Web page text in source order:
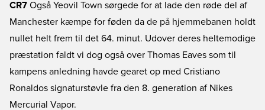
CR7 Også Yeovil Town sørgede for at lade den røde del af
Manchester kæmpe for føden da de på hjemmebanen holdt
nullet helt frem til det 64. minut. Udover deres heltemodige
præstation faldt vi dog også over Thomas Eaves som til
kampens anledning havde gearet op med Cristiano
Ronaldos signaturstøvle fra den 8. generation af Nikes
Mercurial Vapor.